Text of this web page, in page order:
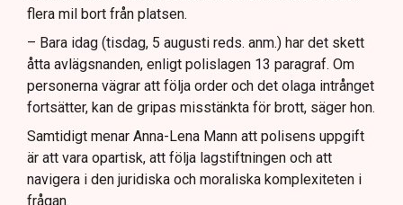
flera mil bort från platsen.
– Bara idag (tisdag, 5 augusti reds. anm.) har det skett
åtta avlägsnanden, enligt polislagen 13 paragraf. Om
personerna vägrar att följa order och det olaga intrånget
fortsätter, kan de gripas misstänkta för brott, säger hon.
Samtidigt menar Anna-Lena Mann att polisens uppgift
är att vara opartisk, att följa lagstiftningen och att
navigera i den juridiska och moraliska komplexiteten i
frågan.